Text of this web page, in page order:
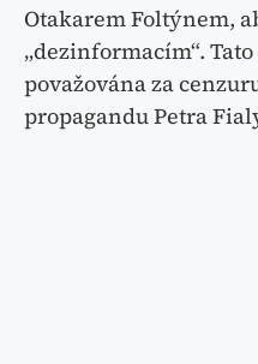
Otakarem Foltýnem,
„dezinformacím“.
považována za
propagandu Petra